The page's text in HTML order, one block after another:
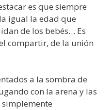
es que siempre
igual la edad que
de los bebés… Es
compartir, de la unión
a la sombra de
con la arena y las
simplemente